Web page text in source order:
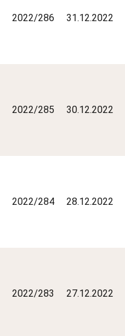
2022/286 31.12.2022
2022/285 30.12.2022
2022/284 28.12.2022
2022/283 27.12.2022